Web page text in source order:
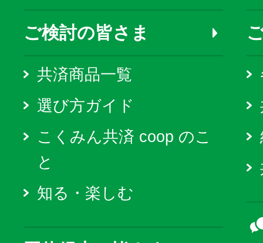
ご検討の皆さま
共済商品一覧
選び方ガイド
こくみん共済 coop のこ
と
知る・楽しむ